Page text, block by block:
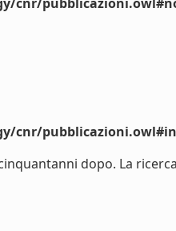
cnr/
dopo. La